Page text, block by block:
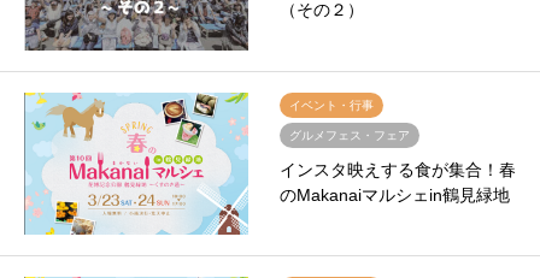
（その２）
イベント・行事
グルメフェス・フェア
インスタ映えする食が集合！春
のMakanaiマルシェin鶴見緑地